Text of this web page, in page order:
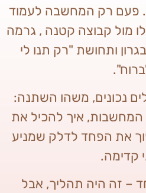
פעם רק המחשבה לעמוד
מול קבוצה קטנה , גרמה
ותחושת "רק תנו לי
נכונים, משהו השתנה:
המחשבות, איך להכיל את
את הפחד לדלק שמניע
קדימה.
– זה היה תהליך, אבל